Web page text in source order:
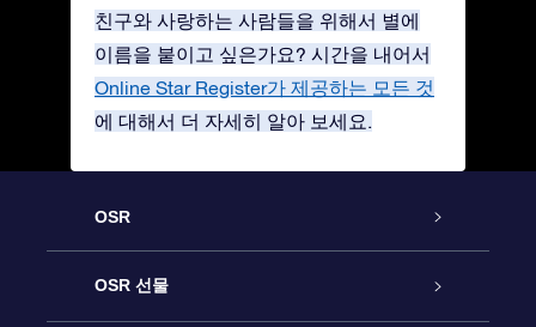
친구와 사랑하는 사람들을 위해서 별에
이름을 붙이고 싶은가요? 시간을 내어서
Online Star Register가 제공하는 모든 것
에 대해서 더 자세히 알아 보세요.
OSR
고객 서비스
OSR 선물